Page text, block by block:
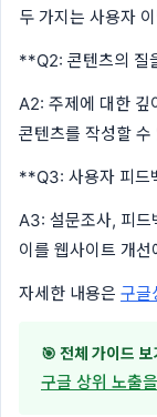
두 가지는 사용자
**Q2: 콘텐츠의 질
A2: 주제에 대한 깊
콘텐츠를 작성할 수
**Q3: 사용자 피드
A3: 설문조사, 피드
이를 웹사이트 개
자세한 내용은 구글
🎯 전체 가이드 보
구글 상위 노출